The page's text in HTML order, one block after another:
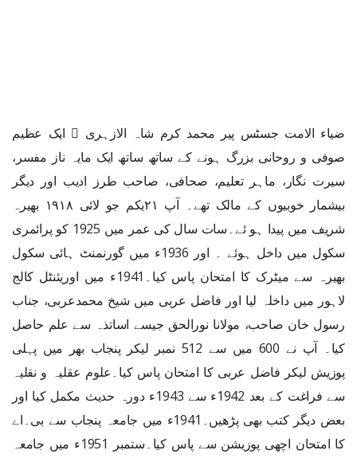
ضیاء الامت جسٹس پیر محمد کرم شاہ الازہری  ایک عظیم
صوفی و روحانی بزرگ ہونے کے ساتھ ساتھ ایک مایہ ناز مفسر،
سیرت نگار، ماہر تعلیم، صحافی، صاحب طرز ادیب اور دیگر
بیشمار خوبیوں کے مالک تھے۔ آپ ۲۱یکم جو لائی ۱۹۱۸ بھیرہ
شریف میں پیدا ہو ئے۔سات سال کی عمر میں 1925 کو پرائمری
سکول میں داخل ہوئے ۔ اور 1936ء میں گورنمنٹ ہائی سکول
بھیرہ سے میٹرک کا امتحان پاس کیا۔1941ء میں اوریئنٹل کالج
لاہور میں داخلہ لیا اور فاضل عربی میں شیخ محمدعربی، جناب
رسول خان صاحب، مولانا نورالحق جیسے اساتذہ سے علم حاصل
کیا۔ آپ نے 600 میں سے 512 نمبر لیکر پنجاب بھر میں پہلی
پوزیش لیکر فاضل عربی کا امتحان پاس کیا۔علوم عقلیہ و نقلیہ
سے فراغت کے بعد 1942ء سے 1943ء دورہ حدیث مکمل کیا اور
بعض دیگر کتب بھی پڑھیں۔1941ء میں جامعہ پنجاب سے بی۔اے
کا امتحان اچھی پوزیشن سے پاس کیا۔ستمبر 1951ء میں جامعہ